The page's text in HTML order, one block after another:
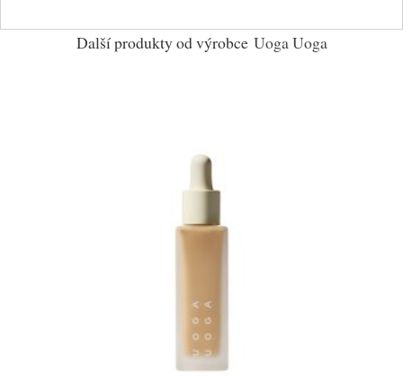
Další produkty od výrobce Uoga Uoga